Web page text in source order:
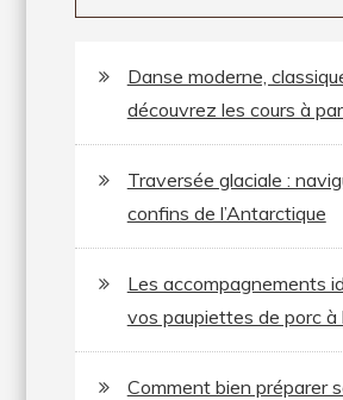
Danse moderne,
découvrez les cours à
Traversée glaciale :
confins de l’Antarctique
Les accompagnements
vos paupiettes de porc à
Comment bien préparer